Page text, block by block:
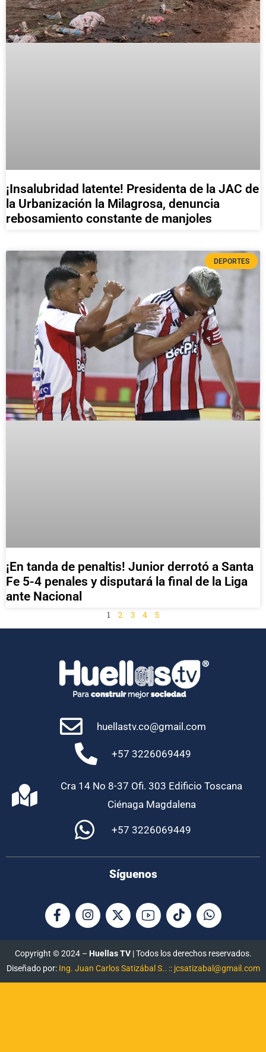
¡Insalubridad latente! Presidenta de la JAC de
la Urbanización la Milagrosa, denuncia
rebosamiento constante de manjoles
DEPORTES
¡En tanda de penaltis! Junior derrotó a Santa
Fe 5-4 penales y disputará la final de la Liga
ante Nacional
1 2 3 4 5
huellastv.co@gmail.com
+57 3226069449
Cra 14 No 8-37 Ofi. 303 Edificio Toscana
Ciénaga Magdalena
+57 3226069449
Síguenos
Copyright © 2024 – Huellas TV| Todos los derechos reservados.
Diseñado por: Ing. Juan Carlos Satizábal S.. :: jcsatizabal@gmail.com